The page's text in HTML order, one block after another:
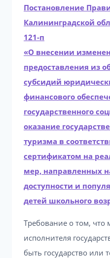
Постановление
Калининградской
121-п
«О внесении
предоставления из
субсидий
финансового
государственного
оказание
туризма в
сертификатом на
мер, направленных
доступности и
детей школьного
Требование о том, что
исполнителя
быть государство или